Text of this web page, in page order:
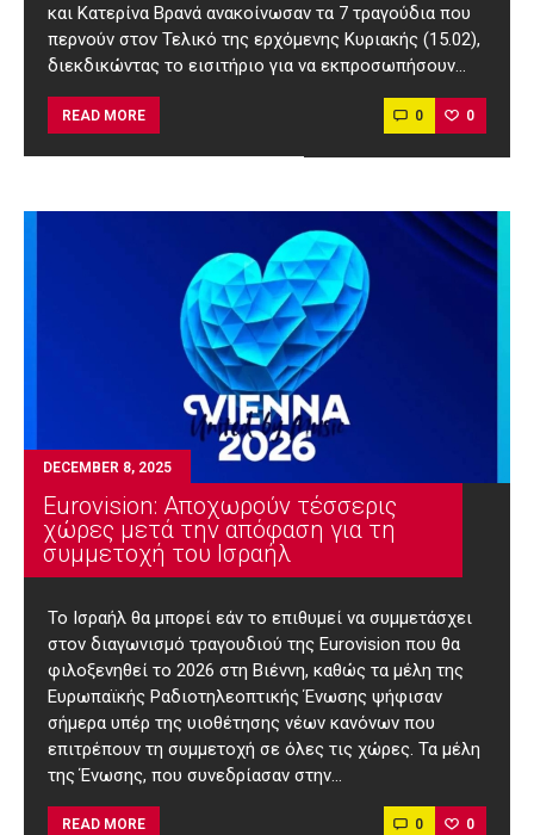
και Κατερίνα Βρανά ανακοίνωσαν τα 7 τραγούδια που
περνούν στον Τελικό της ερχόμενης Κυριακής (15.02),
διεκδικώντας το εισιτήριο για να εκπροσωπήσουν…
READ MORE 0 0
DECEMBER 8, 2025
Eurovision: Αποχωρούν τέσσερις
χώρες μετά την απόφαση για τη
συμμετοχή του Ισραήλ
Το Ισραήλ θα μπορεί εάν το επιθυμεί να συμμετάσχει
στον διαγωνισμό τραγουδιού της Eurovision που θα
φιλοξενηθεί το 2026 στη Βιέννη, καθώς τα μέλη της
Ευρωπαϊκής Ραδιοτηλεοπτικής Ένωσης ψήφισαν
σήμερα υπέρ της υιοθέτησης νέων κανόνων που
επιτρέπουν τη συμμετοχή σε όλες τις χώρες. Τα μέλη
της Ένωσης, που συνεδρίασαν στην…
READ MORE 0 0